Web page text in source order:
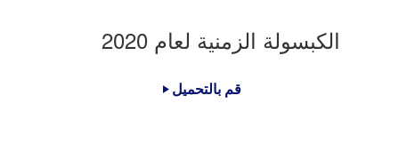
الكبسولة الزمنية لعام 2020
قم بالتحميل